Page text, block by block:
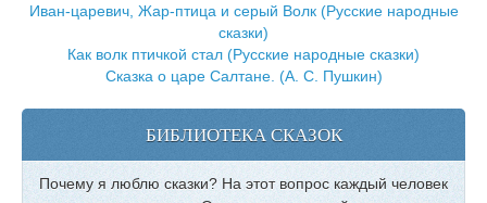
Иван-царевич, Жар-птица и серый Волк (Русские народные
сказки)
Как волк птичкой стал (Русские народные сказки)
Сказка о царе Салтане. (А. С. Пушкин)
БИБЛИОТЕКА СКАЗОК
Почему я люблю сказки? На этот вопрос каждый человек